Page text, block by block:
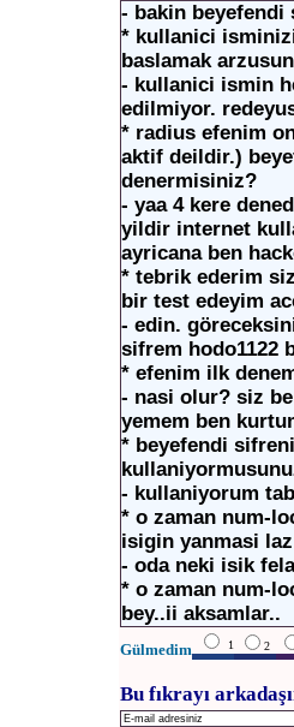
- bakin
* kullanici
baslamak
- kullanici ismin
edilmiyor.
* radius efenim
aktif deildir.)
denermisiniz?
- yaa 4 kere
yildir internet
ayricana ben
* tebrik ederim
bir test edeyim
- edin.
sifrem hodo1122
* efenim ilk
- nasi olur? siz
yemem ben
* beyefendi
- kullaniyorum
* o zaman num-
isigin yanmasi
- oda neki isik
* o zaman num-
bey..ii aksamlar..
Gülmedim 1 2
Bu fıkrayı